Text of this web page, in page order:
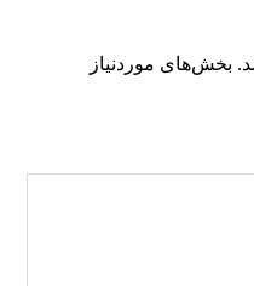
بخش‌های موردنیاز